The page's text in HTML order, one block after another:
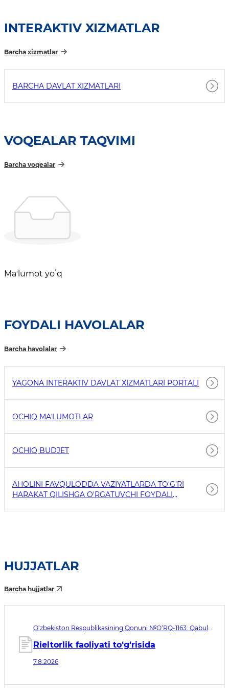
INTERAKTIV XIZMATLAR
Barcha xizmatlar
BARCHA DAVLAT XIZMATLARI
VOQEALAR TAQVIMI
Barcha voqealar
Maʼlumot yoʻq
FOYDALI HAVOLALAR
Barcha havolalar
YAGONA INTERAKTIV DAVLAT XIZMATLARI PORTALI
OCHIQ MAʼLUMOTLAR
OCHIQ BUDJET
AHOLINI FAVQULODDA VAZIYATLARDA TO'G'RI
HARAKAT QILISHGA O'RGATUVCHI FOYDALI
HUJJATLAR
Barcha hujjatlar
O‘zbekiston Respublikasining Qonuni №O‘RQ-1163. Qabul
Rieltorlik faoliyati to‘g‘risida
7.8.2026